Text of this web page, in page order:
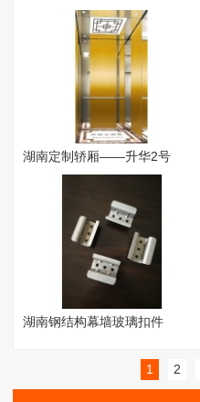
湖南定制轿厢——升华2号
湖南钢结构幕墙玻璃扣件
1 2